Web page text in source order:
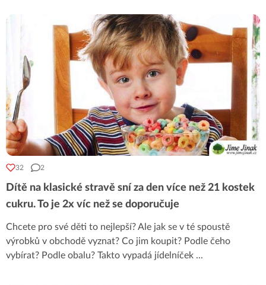
32 2
Dítě na klasické stravě sní za den více než 21 kostek
cukru. To je 2x víc než se doporučuje
Chcete pro své děti to nejlepší? Ale jak se v té spoustě
výrobků v obchodě vyznat? Co jim koupit? Podle čeho
vybírat? Podle obalu? Takto vypadá jídelníček ...